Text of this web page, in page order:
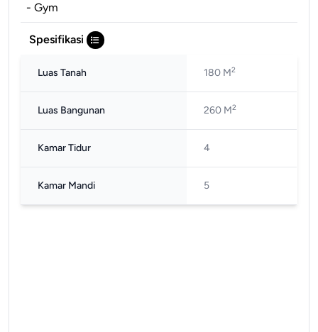
- Gym
Spesifikasi
Luas Tanah 180 M2
Luas Bangunan 260 M2
Kamar Tidur 4
Kamar Mandi 5